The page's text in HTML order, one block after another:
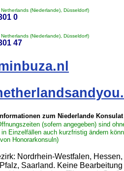
(Niederlande), Düsseldorf)
0
(Niederlande), Düsseldorf)
47
zum Niederlande
(sofern angegeben) sind
in Einzelfällen auch kurzfristig ändern
Honorarkonsuln)
Nordrhein-Westfalen,
Saarland. Keine